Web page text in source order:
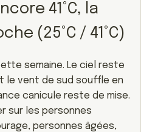
41°C, la
(25°C / 41°C)
semaine. Le ciel reste
le vent de sud souffle en
canicule reste de mise.
sur les personnes
personnes âgées,